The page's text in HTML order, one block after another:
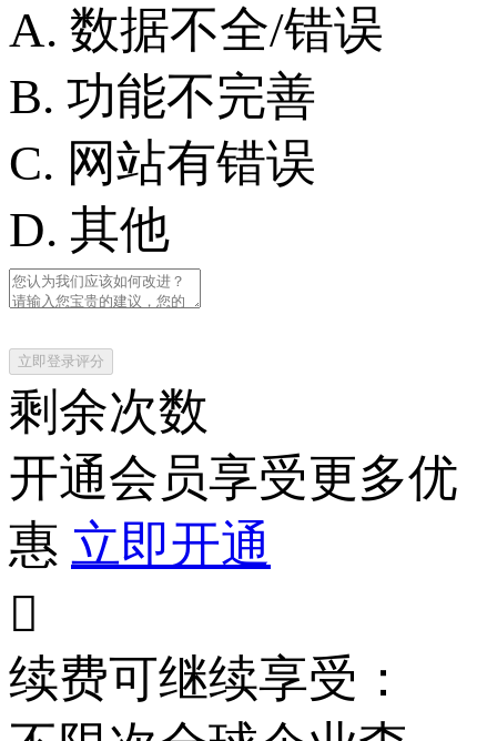
A. 数据不全/错误
B. 功能不完善
C. 网站有错误
D. 其他
立即登录评分
剩余次数
开通会员享受更多优
惠 立即开通

续费可继续享受：